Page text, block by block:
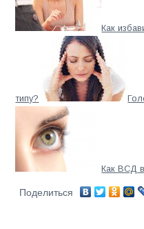
Как
типу?
Как ВСД
Поделиться